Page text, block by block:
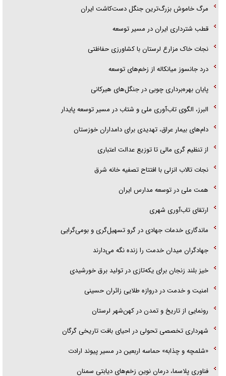
قصه ناتمام سرویس مدارس
آیا مقاومت فلسطین خلع‌سلاح می‌شود؟
مرگ خاموش بزرگ‌ترین جنگل دست‌کاشت ایران
قطب شترداری ایران در مسیر توسعه
نجات خاک مزارع لرستان با کشاورزی حفاظتی
درد جانسوز میانکاله از زخم‌های توسعه
پایان بهره‌برداری چوبی در جنگل‌های هیرکانی
البرز، الگوی تاب‌آوری ملی و شتاب در مسیر توسعه پایدار
دام‌های بیمار عراق، تهدیدی برای دامداران خوزستان
از تنظیم گری مالی تا توزیع عدالت اعتباری
نجات تالاب انزلی با افتتاح تصفیه خانه شرق
همت ملی در توسعه مدارس ایران
ارتقای تاب‌آوری شهری
ماندگاری خدمات جهادی در گرو تسهیل‌گری و بومی‌گرایی
جهادگران میدان خدمت را زنده نگه می‌دارند
خیز بلند زنجان برای یکه‌تازی در تولید برق خورشیدی
امنیت و خدمت در دروازه طلایی زائران حسینی
رونمایی از تاریخ و تمدن در کهن‌شهر لرستان
شهرداری تخصصی تحولی در احیای بافت تاریخی گرگان
«شلمچه و چذابه» حماسه اربعین در مسیر پیوند ارادت
فناوری پلاسما، درمان نوین زخم‌های دیابتی سمنان